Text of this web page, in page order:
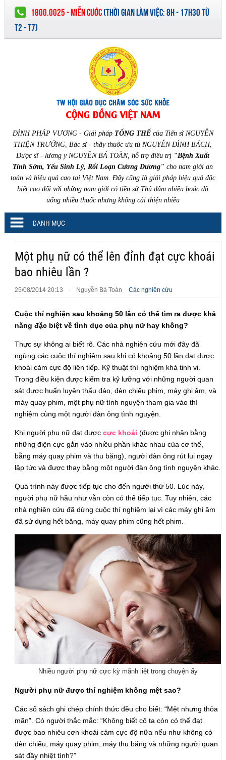
1800.0025 - MIỄN CƯỚC(THỜI GIAN LÀM VIỆC:8H - 17H30 TỪ
T2 - T7)
ĐỈNH PHÁP VƯƠNG - Giải pháp TỔNG THỂcủa Tiến sĩ NGUYỄN
THIỆN TRƯỞNG, Bác sĩ - thầy thuốc ưu tú NGUYỄN ĐÌNH BÁCH,
Dược sĩ - lương y NGUYỄN BÁ TOÀN, hỗ trợ điều trị "Bệnh Xuất
Tinh Sớm, Yếu Sinh Lý, Rối Loạn Cương Dương" cho nam giới an
toàn và hiệu quả cao tại Việt Nam. Đây cũng là giải pháp hiệu quả đặc
biệt cao đối với những nam giới có tiền sử Thủ dâm nhiều hoặc đã
uống nhiều thuốc nhưng không cải thiện nhiều
DANH MỤC
Một phụ nữ có thể lên đỉnh đạt cực khoái
bao nhiêu lần ?
25/08/2014 20:13 · Nguyễn Bá Toàn Các nghiên cứu
Cuộc thí nghiện sau khoảng 50 lần có thể tìm ra được khả
năng đặc biệt về tình dục của phụ nữ hay không?
Thực sự không ai biết rõ. Các nhà nghiên cứu mới đây đã
ngừng các cuộc thí nghiệm sau khi có khoảng 50 lần đạt được
khoái cảm cực độ liên tiếp. Kỹ thuật thí nghiệm khá tinh vi.
Trong điều kiện được kiểm tra kỹ lưỡng với những người quan
sát được huấn luyện thấu đáo, đèn chiếu phim, máy ghi âm, và
máy quay phim, một phụ nữ tình nguyện tham gia vào thí
nghiệm cùng một người đàn ông tình nguyện.
Khi người phụ nữ đạt đượccực khoái (được ghi nhận bằng
những điện cực gắn vào nhiều phần khác nhau của cơ thể,
bằng máy quay phim và thu băng), người đàn ông rút lui ngay
lập tức và được thay bằng một người đàn ông tình nguyện khác.
Quá trình này được tiếp tục cho đến người thứ 50. Lúc này,
người phụ nữ hầu như vẫn còn có thể tiếp tục. Tuy nhiên, các
nhà nghiên cứu đã dừng cuộc thí nghiệm lại vì các máy ghi âm
đã sử dụng hết băng, máy quay phim cũng hết phim.
Nhiều người phụ nữ cực kỳ mãnh liệt trong chuyện ấy
Người phụ nữ được thí nghiệm không mệt sao?
Các sổ sách ghi chép chính thức đều cho biết: “Mệt nhưng thỏa
mãn”. Có người thắc mắc: “Không biết cô ta còn có thể đạt
được bao nhiêu cơn khoái cảm cực độ nữa nếu như không có
đèn chiếu, máy quay phim, máy thu băng và những người quan
sát đầy nhiệt tình?”